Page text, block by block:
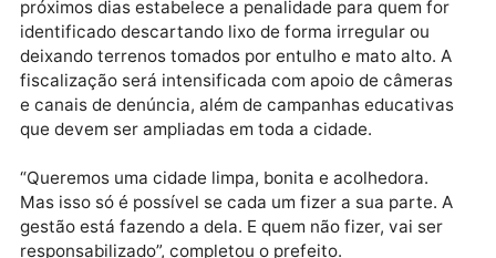
Fiscalização será intensificada com apoio de câmeras e canais de
A proposta que será encaminhada ao Legislativo nos
próximos dias estabelece a penalidade para quem
identificado descartando lixo de forma irregular ou